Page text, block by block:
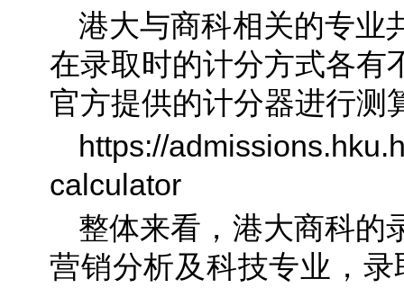
港大与商科相关的专业
在录取时的计分方式各有
官方提供的计分器进行测
https://
calculator
整体来看，港大商科的
营销分析及科技专业，